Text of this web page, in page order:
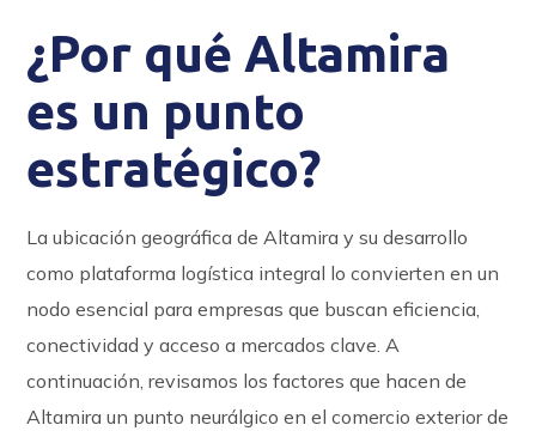
¿Por qué Altamira
es un punto
estratégico?
La ubicación geográfica de Altamira y su desarrollo
como plataforma logística integral lo convierten en un
nodo esencial para empresas que buscan eficiencia,
conectividad y acceso a mercados clave. A
continuación, revisamos los factores que hacen de
Altamira un punto neurálgico en el comercio exterior de